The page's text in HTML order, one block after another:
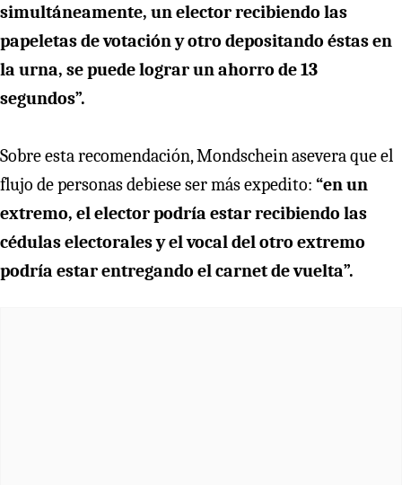
simultáneamente, un elector recibiendo las
papeletas de votación y otro depositando éstas en
la urna, se puede lograr un ahorro de 13
segundos”.
Sobre esta recomendación, Mondschein asevera que el
flujo de personas debiese ser más expedito: “en un
extremo, el elector podría estar recibiendo las
cédulas electorales y el vocal del otro extremo
podría estar entregando el carnet de vuelta”.